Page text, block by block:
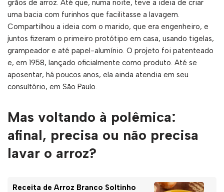
grãos de arroz. Até que, numa noite, teve a ideia de criar
uma bacia com furinhos que facilitasse a lavagem.
Compartilhou a ideia com o marido, que era engenheiro, e
juntos fizeram o primeiro protótipo em casa, usando tigelas,
grampeador e até papel-alumínio. O projeto foi patenteado
e, em 1958, lançado oficialmente como produto. Até se
aposentar, há poucos anos, ela ainda atendia em seu
consultório, em São Paulo.
Mas voltando à polêmica:
afinal, precisa ou não precisa
lavar o arroz?
Receita de Arroz Branco Soltinho